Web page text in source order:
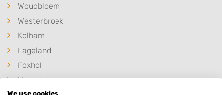
Woudbloem
Westerbroek
Kolham
Lageland
Foxhol
Meerstad
We use cookies